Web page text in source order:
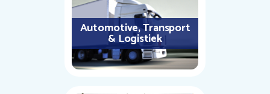
Automotive, Transport
& Logistiek